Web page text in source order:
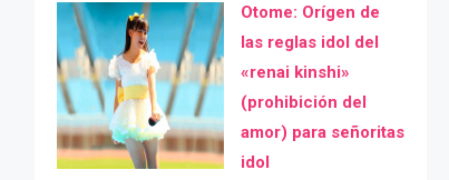
Otome: Orígen de
las reglas idol del
«renai kinshi»
(prohibición del
amor) para señoritas
idol